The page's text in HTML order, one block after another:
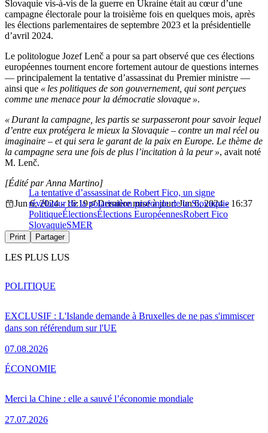
Slovaquie vis-à-vis de la guerre en Ukraine était au cœur d’une
campagne électorale pour la troisième fois en quelques mois, après
les élections parlementaires de septembre 2023 et la présidentielle
d’avril 2024.
Le politologue Jozef Lenč a pour sa part observé que ces élections
européennes tournent encore fortement autour de questions internes
— principalement la tentative d’assassinat du Premier ministre —
ainsi que « les politiques de son gouvernement, qui sont perçues
comme une menace pour la démocratie slovaque ».
« Durant la campagne, les partis se surpasseront pour savoir lequel
d’entre eux protégera le mieux la Slovaquie – contre un mal réel ou
imaginaire – et qui sera le garant de la paix en Europe. Le thème de
la campagne sera une fois de plus l’incitation à la peur », avait noté
M. Lenč.
La tentative d’assassinat de Robert Fico, un signe
révélateur de la polarisation profonde de la Slovaquie
[Édité par Anna Martino]
Jun 6, 2024 - 16:19
Dernière mise à jour: Jun 6, 2024 - 16:37
PolitiqueÉlectionsÉlections EuropéennesRobert Fico
SlovaquieSMER
Print Partager
LES PLUS LUS
EXCLUSIF : L'Islande demande à Bruxelles de ne pas s'immiscer
dans son référendum sur l'UE
07.08.2026
POLITIQUE
Merci la Chine : elle a sauvé l’économie mondiale
27.07.2026
ÉCONOMIE